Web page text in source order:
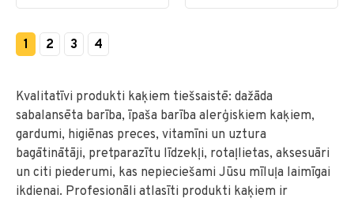
1 2 3 4
Kvalitatīvi produkti kaķiem tiešsaistē: dažāda
sabalansēta barība, īpaša barība alerģiskiem kaķiem,
gardumi, higiēnas preces, vitamīni un uztura
bagātinātāji, pretparazītu līdzekļi, rotaļlietas, aksesuāri
un citi piederumi, kas nepieciešami Jūsu mīluļa laimīgai
ikdienai. Profesionāli atlasīti produkti kaķiem ir